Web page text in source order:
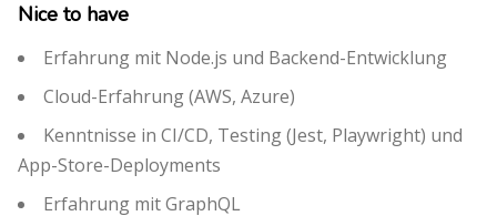
Nice to have
Erfahrung mit Node.js und Backend-Entwicklung
Cloud-Erfahrung (AWS, Azure)
Kenntnisse in CI/CD, Testing (Jest, Playwright) und
App-Store-Deployments
Erfahrung mit GraphQL